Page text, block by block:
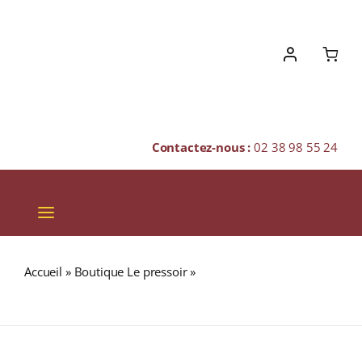
Contactez-nous :02 38 98 55 24
Toggle
Navigation
SPIRITUEUX
Accueil » Boutique Le pressoir»